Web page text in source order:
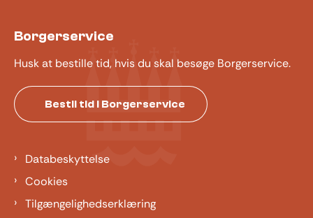
Borgerservice
Husk at bestille tid, hvis du skal besøge Borgerservice.
Bestil tid i Borgerservice
Databeskyttelse
Cookies
Tilgængelighedserklæring